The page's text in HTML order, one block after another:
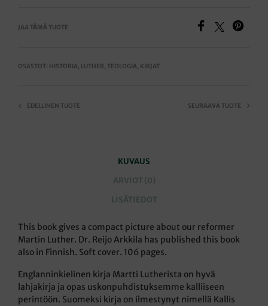
JAA TÄMÄ TUOTE
OSASTOT: HISTORIA, LUTHER, TEOLOGIA, KIRJAT
EDELLINEN TUOTE SEURAAVA TUOTE
KUVAUS
ARVIOT (0)
LISÄTIEDOT
This book gives a compact picture about our reformer
Martin Luther. Dr. Reijo Arkkila has published this book
also in Finnish. Soft cover. 106 pages.
Englanninkielinen kirja Martti Lutherista on hyvä
lahjakirja ja opas uskonpuhdistuksemme kalliiseen
perintöön. Suomeksi kirja on ilmestynyt nimellä Kallis